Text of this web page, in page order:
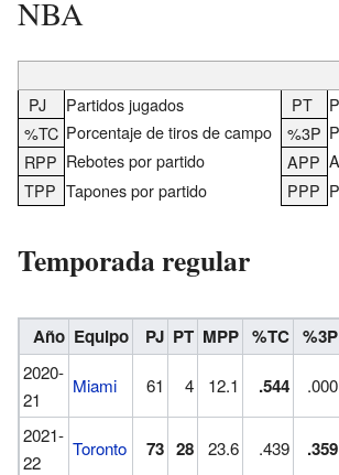
NBA
PJ Partidos jugados PT
%TC Porcentaje de tiros de campo %3P
RPP Rebotes por partido APP
TPP Tapones por partido PPP
Temporada regular
Año Equipo PJ PT MPP %TC %3P
2020-
21
Miami 61 4 12.1 .544 .000
2021-
22
Toronto 73 28 23.6 .439 .359